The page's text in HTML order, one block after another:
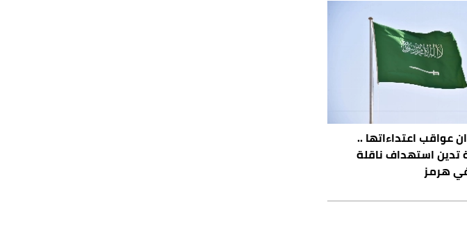
عواقب اعتداءاتها ..
تدين استهداف ناقلة
في هرمز